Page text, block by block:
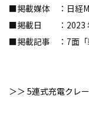
■掲載媒体 ：日経
■掲載日 ：2023
■掲載記事 ：7面「
＞＞ 5連式充電クレ